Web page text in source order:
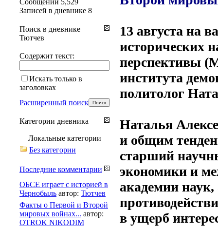
13 августа на
исторических
перспективы
института
политолог
Наталья
и общим
старший
экономики и
академии наук,
в ущерб
Сообщений 5,529
Записей в дневнике 8
Поиск в дневнике
Тютчев
Содержит текст:
Искать только в
заголовках
Расширенный поиск
Категории дневника
Локальные категории
Без категории
Последние комментарии
ОБСЕ играет с историей в
Чернобыль автор: Тютчев
Факты о Первой и Второй
мировых войнах... автор:
OTROK NIKODIM